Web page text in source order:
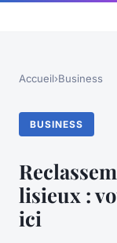
Accueil›Business
BUSINESS
lisieux :
ici